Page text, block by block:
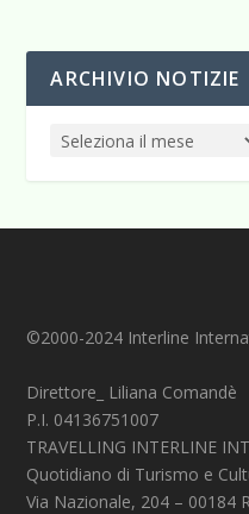
ARCHIVIO NOTIZIE
©2000-2024 Interline
Direttore_ Liliana Comandè
P.I. 04136751007
TRAVELLING INTERLINE
Quotidiano di Turismo e
Via Nazionale, 204 – 00184